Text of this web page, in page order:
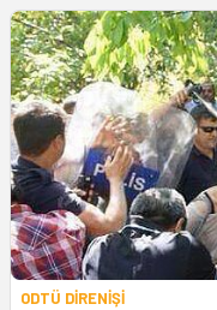
ODTÜ DİRENİŞİ